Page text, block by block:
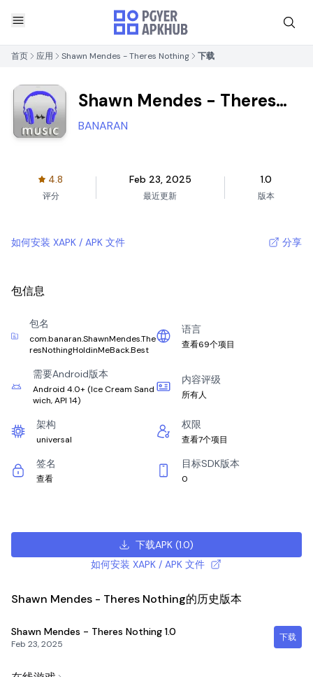
首页 应用 Shawn Mendes - Theres Nothing 下载
Shawn Mendes - Theres
Nothing
BANARAN
4.8
评分
Feb 23, 2025
最近更新
1.0
版本
如何安装 XAPK / APK 文件 分享
包信息
包名
com.banaran.ShawnMendes.The
resNothingHoldinMeBack.Best
语言
查看69个项目
需要Android版本
Android 4.0+(Ice Cream Sand
wich, API 14)
内容评级
所有人
架构
universal
权限
查看7个项目
签名
查看
目标SDK版本
0
下载APK (1.0)
如何安装 XAPK / APK 文件
Shawn Mendes - Theres Nothing的历史版本
Shawn Mendes - Theres Nothing 1.0
Feb 23, 2025
下载